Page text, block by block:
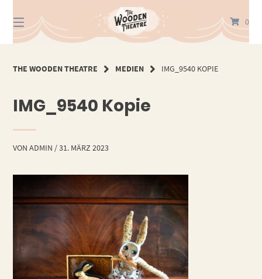
zum
Inhalt
0
THE WOODEN THEATRE MEDIEN IMG_9540 KOPIE
IMG_9540 Kopie
VONADMIN /31. MÄRZ 2023